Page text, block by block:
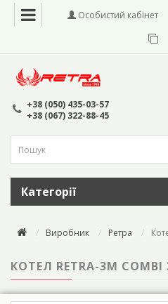
Особистий кабінет
+38 (050) 435-03-57
+38 (067) 322-88-45
Категорії
Виробник Ретра
КОТЕЛ RETRA-3М COMBI